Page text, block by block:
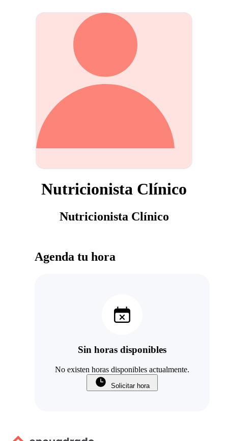
Nutricionista Clínico
Nutricionista Clínico
Agenda tu hora
Sin horas disponibles
No existen horas disponibles actualmente.
Solicitar hora